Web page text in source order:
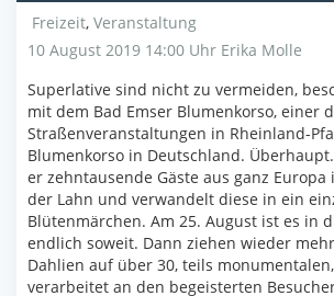
Freizeit, Veranstaltung
10 August 2019 14:00 Uhr Erika Molle
Superlative sind nicht zu vermeiden,
mit dem Bad Emser Blumenkorso, einer
Straßenveranstaltungen in Rheinland-
Blumenkorso in Deutschland.
er zehntausende Gäste aus ganz
der Lahn und verwandelt diese in ein
Blütenmärchen. Am 25. August ist es in
endlich soweit. Dann ziehen wieder
Dahlien auf über 30, teils
verarbeitet an den begeisterten